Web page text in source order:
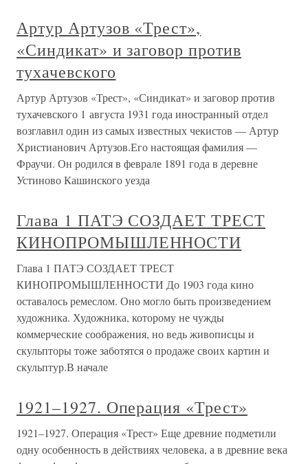
Артур Артузов «Трест»,
«Синдикат» и заговор против
тухачевского
Артур Артузов «Трест», «Синдикат» и заговор против
тухачевского 1 августа 1931 года иностранный отдел
возглавил один из самых известных чекистов — Артур
Христианович Артузов.Его настоящая фамилия —
Фраучи. Он родился в феврале 1891 года в деревне
Устиново Кашинского уезда
Глава 1 ПАТЭ СОЗДАЕТ ТРЕСТ
КИНОПРОМЫШЛЕННОСТИ
Глава 1 ПАТЭ СОЗДАЕТ ТРЕСТ
КИНОПРОМЫШЛЕННОСТИ До 1903 года кино
оставалось ремеслом. Оно могло быть произведением
художника. Художника, которому не чужды
коммерческие соображения, но ведь живописцы и
скульпторы тоже заботятся о продаже своих картин и
скульптур.В начале
1921–1927. Операция «Трест»
1921–1927. Операция «Трест» Еще древние подметили
одну особенность в действиях человека, а в древние века